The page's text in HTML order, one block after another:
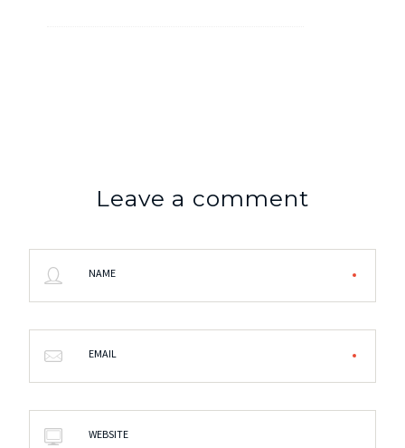
Leave a comment
NAME
EMAIL
WEBSITE